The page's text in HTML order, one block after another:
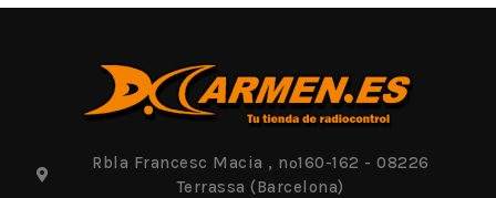
Rbla Francesc Macia , nº160-162 - 08226
Terrassa (Barcelona)